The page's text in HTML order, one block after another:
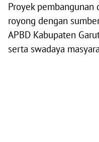
Proyek pembangunan
royong dengan
APBD Kabupaten
serta swadaya